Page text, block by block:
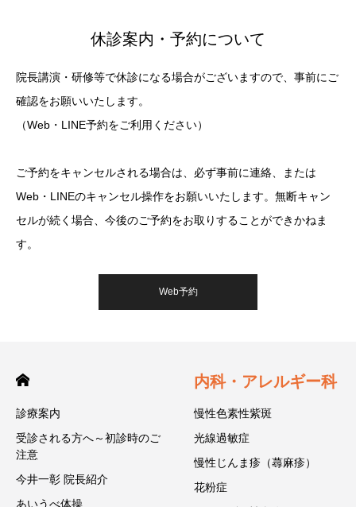
休診案内・予約について
院長講演・研修等で休診になる場合がございますので、事前にご
確認をお願いいたします。
（Web・LINE予約をご利用ください）
ご予約をキャンセルされる場合は、必ず事前に連絡、または
Web・LINEのキャンセル操作をお願いいたします。無断キャン
セルが続く場合、今後のご予約をお取りすることができかねま
す。
Web予約
診療案内
受診される方へ～初診時のご
注意
今井一彰 院長紹介
あいうべ体操
内科・アレルギー科
慢性色素性紫斑
光線過敏症
慢性じんま疹（蕁麻疹）
花粉症